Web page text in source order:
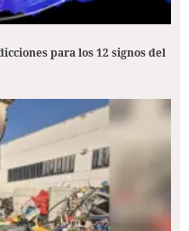
para los 12 signos del